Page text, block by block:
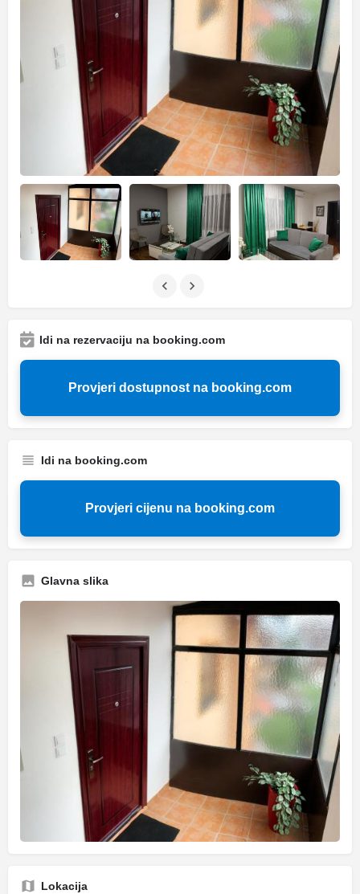
Idi na rezervaciju na booking.com
Provjeri dostupnost na booking.com
Idi na booking.com
Provjeri cijenu na booking.com
Glavna slika
Lokacija